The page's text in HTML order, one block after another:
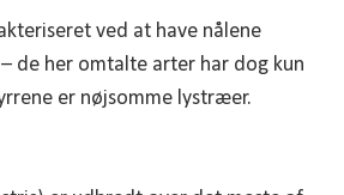
ved at have nålene
de her omtalte arter har dog kun
er nøjsomme lystræer.